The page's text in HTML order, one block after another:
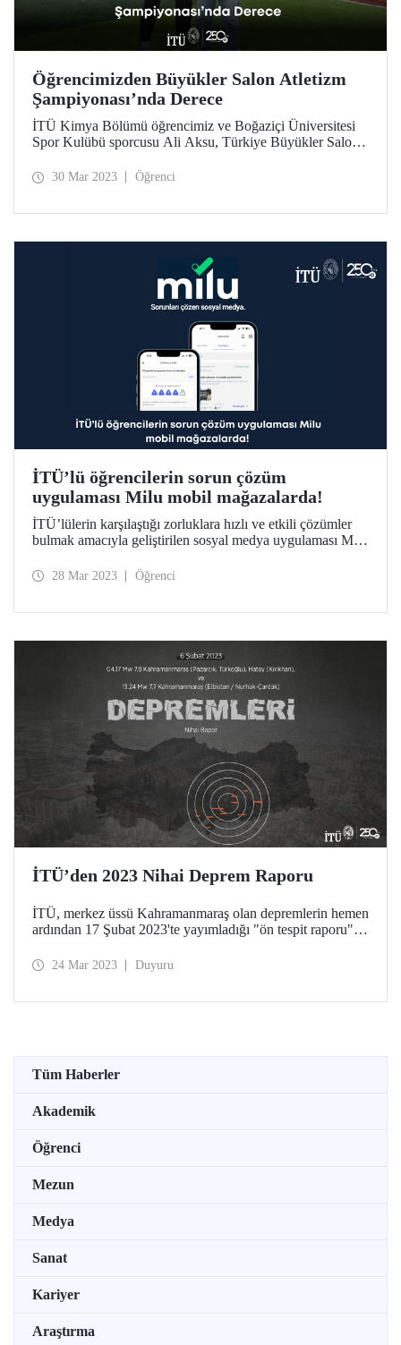
Öğrencimizden Büyükler Salon Atletizm
Şampiyonası’nda Derece
İTÜ Kimya Bölümü öğrencimiz ve Boğaziçi Üniversitesi
Spor Kulübü sporcusu Ali Aksu, Türkiye Büyükler Salon
30 Mar 2023 Öğrenci
İTÜ’lü öğrencilerin sorun çözüm
uygulaması Milu mobil mağazalarda!
İTÜ’lülerin karşılaştığı zorluklara hızlı ve etkili çözümler
bulmak amacıyla geliştirilen sosyal medya uygulaması Milu
28 Mar 2023 Öğrenci
İTÜ’den 2023 Nihai Deprem Raporu
İTÜ, merkez üssü Kahramanmaraş olan depremlerin hemen
ardından 17 Şubat 2023'te yayımladığı "ön tespit raporu"nu
genişletilmesinin yanında depremin sosyolojik ve psikolojik
24 Mar 2023 Duyuru
Tüm Haberler
Akademik
Öğrenci
Mezun
Medya
Sanat
Kariyer
Araştırma